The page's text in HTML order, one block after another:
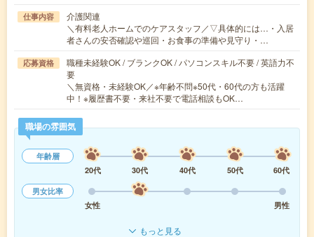
仕事内容
介護関連
＼有料老人ホームでのケアスタッフ／▽具体的には…・入居
者さんの安否確認や巡回・お食事の準備や見守り・…
応募資格
職種未経験OK / ブランクOK / パソコンスキル不要 / 英語力不
要
＼無資格・未経験OK／※年齢不問※50代・60代の方も活躍
中！※履歴書不要・来社不要で電話相談もOK…
職場の雰囲気
年齢層
20代
30代 40代 50代
60代
男女比率
女性
男性
もっと見る